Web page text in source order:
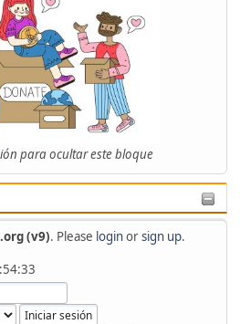
para ocultar este bloque
(v9). Please loginorsign up.